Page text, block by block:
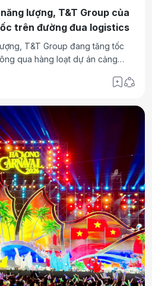
lượng, T&T Group của
trên đường đua logistics
T&T Group đang tăng tốc
qua hàng loạt dự án cảng
mảnh ghép này là tham vọng